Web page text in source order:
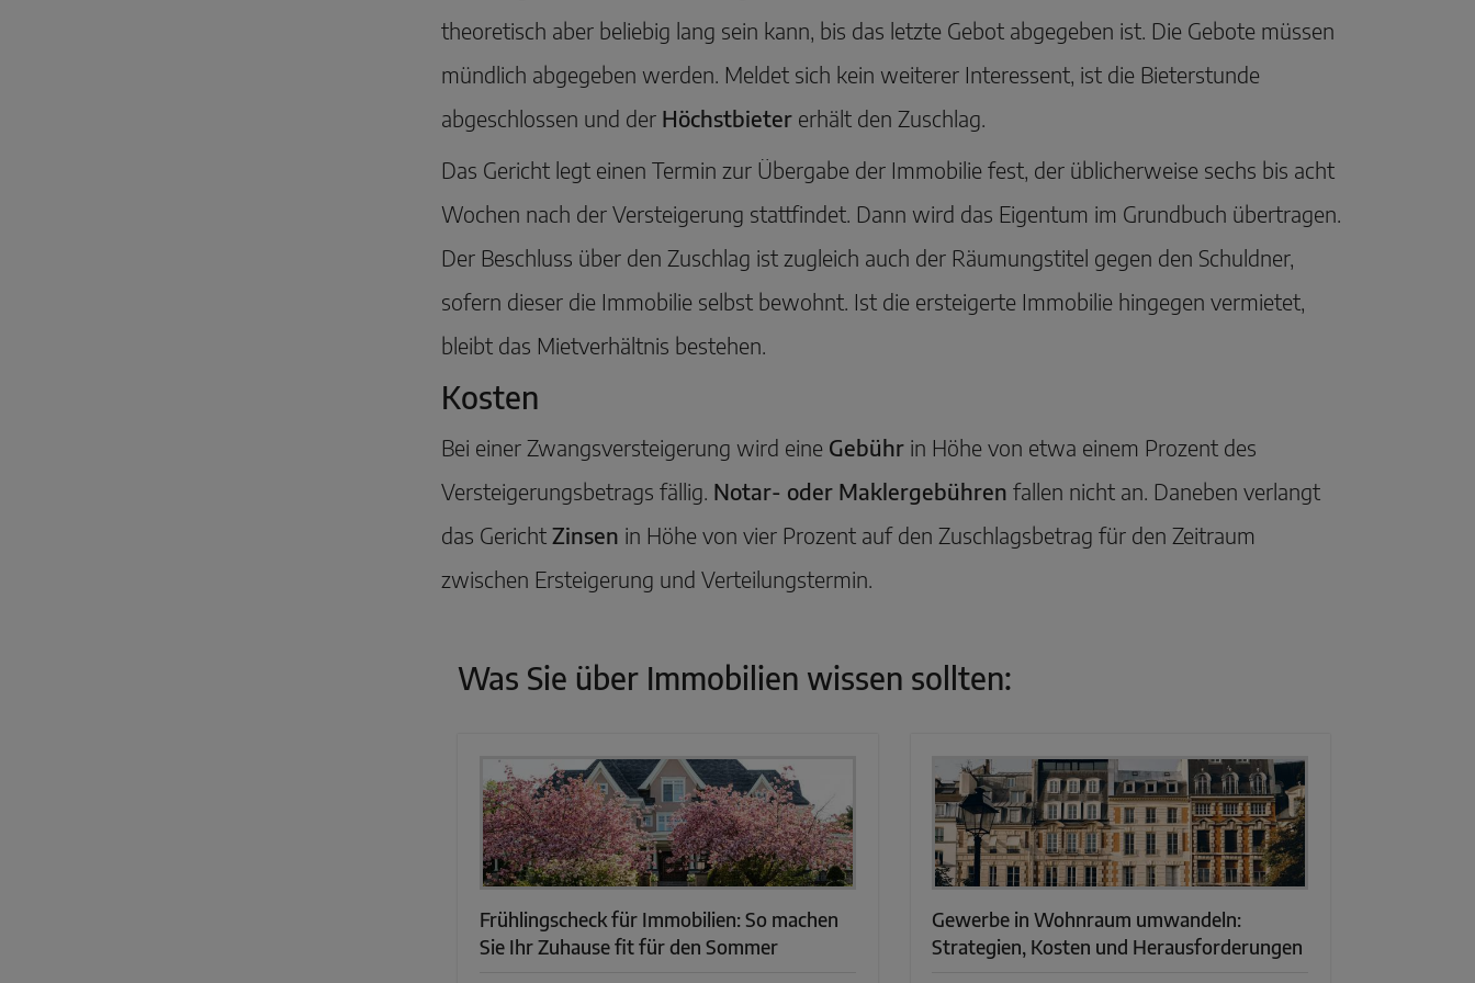
theoretisch aber beliebig lang sein kann, bis das letzte Gebot abgegeben ist. Die Gebote müssen
mündlich abgegeben werden. Meldet sich kein weiterer Interessent, ist die Bieterstunde
abgeschlossen und der Höchstbieter erhält den Zuschlag.
Das Gericht legt einen Termin zur Übergabe der Immobilie fest, der üblicherweise sechs bis acht
Wochen nach der Versteigerung stattfindet. Dann wird das Eigentum im Grundbuch übertragen.
Der Beschluss über den Zuschlag ist zugleich auch der Räumungstitel gegen den Schuldner,
sofern dieser die Immobilie selbst bewohnt. Ist die ersteigerte Immobilie hingegen vermietet,
bleibt das Mietverhältnis bestehen.
Kosten
Bei einer Zwangsversteigerung wird eine Gebühr in Höhe von etwa einem Prozent des
Versteigerungsbetrags fällig. Notar- oder Maklergebühren fallen nicht an. Daneben verlangt
das Gericht Zinsen in Höhe von vier Prozent auf den Zuschlagsbetrag für den Zeitraum
zwischen Ersteigerung und Verteilungstermin.
Was Sie über Immobilien wissen sollten:
Frühlingscheck für Immobilien: So machen
Sie Ihr Zuhause fit für den Sommer
Gewerbe in Wohnraum umwandeln:
Strategien, Kosten und Herausforderungen